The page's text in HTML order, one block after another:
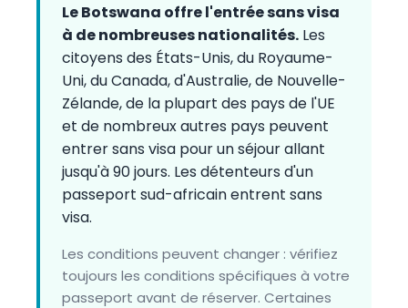
Le Botswana offre l'entrée sans visa
à de nombreuses nationalités. Les
citoyens des États-Unis, du Royaume-
Uni, du Canada, d'Australie, de Nouvelle-
Zélande, de la plupart des pays de l'UE
et de nombreux autres pays peuvent
entrer sans visa pour un séjour allant
jusqu'à 90 jours. Les détenteurs d'un
passeport sud-africain entrent sans
visa.
Les conditions peuvent changer : vérifiez
toujours les conditions spécifiques à votre
passeport avant de réserver. Certaines